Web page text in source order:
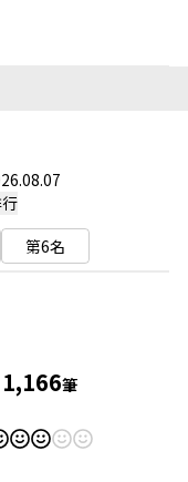
第6名
1,166筆